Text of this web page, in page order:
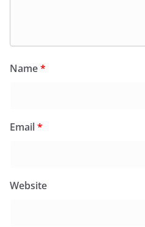
Name*
Email*
Website